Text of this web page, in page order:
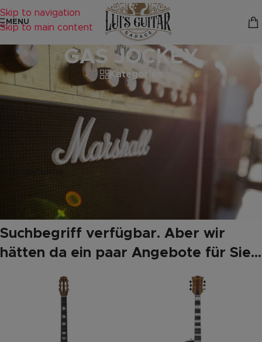
Skip to navigation
Skip to main content
MENU
GAS JOCKEY
Kategorien
Startseite
Produkte verschlagwortet mit „GAS JOCKEY“
Es wurden keine Produkte gefunden, die deiner Auswahl
entsprechen.
Leider keine Produkte mit Ihrem
Suchbegriff verfügbar. Aber wir
hätten da ein paar Angebote für Sie...